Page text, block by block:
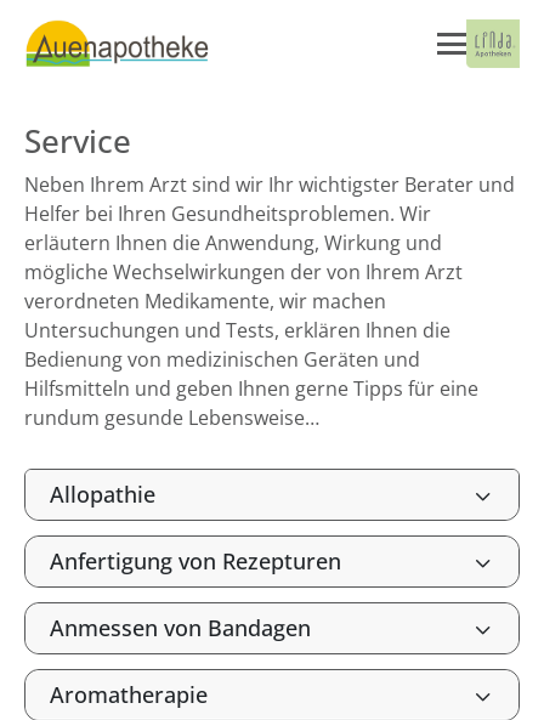
Service
Neben Ihrem Arzt sind wir Ihr wichtigster Berater und
Helfer bei Ihren Gesundheitsproblemen. Wir
erläutern Ihnen die Anwendung, Wirkung und
mögliche Wechselwirkungen der von Ihrem Arzt
verordneten Medikamente, wir machen
Untersuchungen und Tests, erklären Ihnen die
Bedienung von medizinischen Geräten und
Hilfsmitteln und geben Ihnen gerne Tipps für eine
rundum gesunde Lebensweise…
Allopathie
Anfertigung von Rezepturen
Anmessen von Bandagen
Aromatherapie